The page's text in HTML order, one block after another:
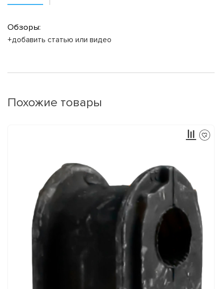
Обзоры:
+добавить статью или видео
Похожие товары